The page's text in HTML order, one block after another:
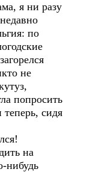
я ни разу
по
не
попросить
сидя
на
нибудь